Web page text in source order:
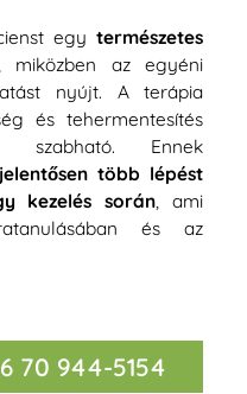
egytermészetes
miközben az egyéni
nyújt. A terápia
és tehermentesítés
szabható. Ennek
jelentősen több lépést
kezelés során, ami
és az
70 944-5154